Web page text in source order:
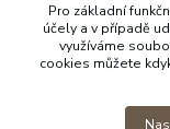
Pro základní
účely a v případě
využíváme
cookies můžete